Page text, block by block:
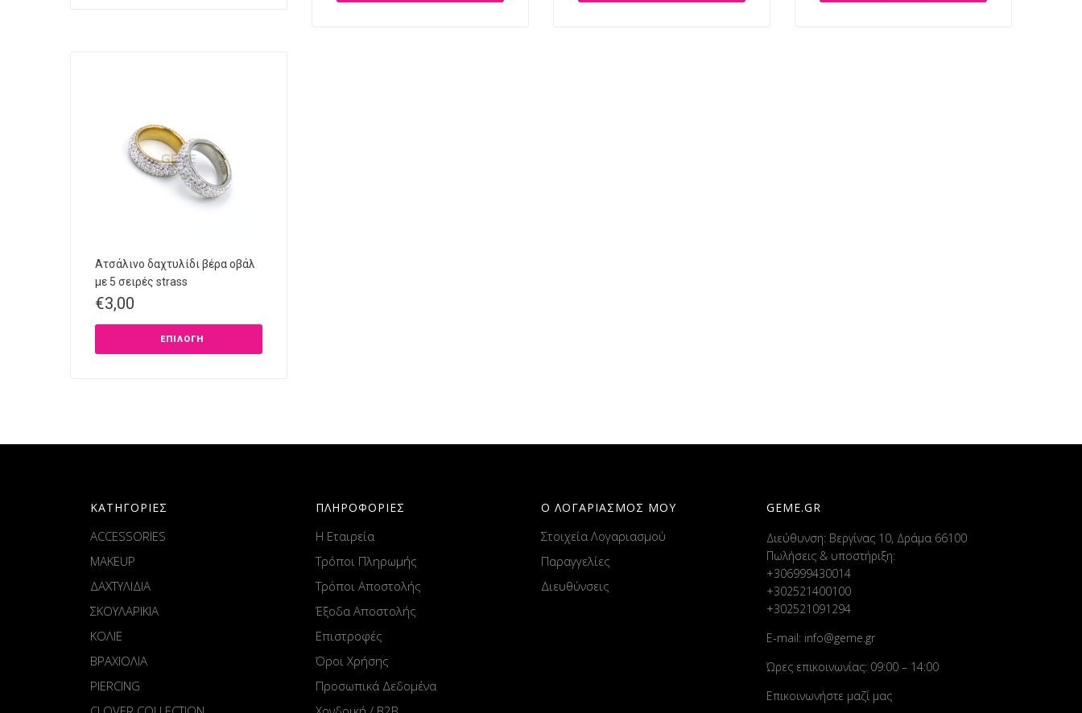
Ατσάλινο δαχτυλίδι βέρα οβάλ
με 5 σειρές strass
€3,00
ΕΠΙΛΟΓΉ
ΚΑΤΗΓΟΡΙΕΣ
ACCESSORIES
MAKEUP
ΔΑΧΤΥΛΙΔΙΑ
ΣΚΟΥΛΑΡΙΚΙΑ
ΚΟΛΙΕ
ΒΡΑΧΙΟΛΙΑ
PIERCING
ΠΛΗΡΟΦΟΡΙΕΣ
Η Εταιρεία
Τρόποι Πληρωμής
Τρόποι Αποστολής
Έξοδα Αποστολής
Επιστροφές
Όροι Χρήσης
Προσωπικά Δεδομένα
Ο ΛΟΓΑΡΙΑΣΜΟΣ ΜΟΥ
Στοιχεία Λογαριασμού
Παραγγελίες
Διευθύνσεις
GEME.GR
Διεύθυνση: Βεργίνας 10, Δράμα 66100
Πωλήσεις & υποστήριξη:
+306999430014
+302521400100
+302521091294
E-mail: info@geme.gr
Ώρες επικοινωνίας: 09:00 – 14:00
Επικοινωνήστε μαζί μας